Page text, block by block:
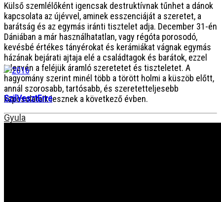
Külső szemlélőként igencsak destruktívnak tűnhet a dánok
kapcsolata az újévvel, aminek esszenciáját a szeretet, a
barátság és az egymás iránti tisztelet adja. December 31-én
Dániában a már használhatatlan, vagy régóta porosodó,
kevésbé értékes tányérokat és kerámiákat vágnak egymás
házának bejárati ajtaja elé a családtagok és barátok, ezzel
jelezvén a feléjük áramló szeretetet és tiszteletet. A
hagyomány szerint minél több a törött holmi a küszöb előtt,
annál szorosabb, tartósabb, és szeretetteljesebb
kapcsolataik lesznek a következő évben.
SzilVesztErre
Gyula